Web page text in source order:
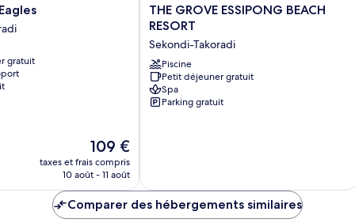
gratuit
Le
nouveau
prix
de
109 €
109 €
taxes et frais compris
10 août - 11 août
THE
GROVE
BEACH
RESORT
Sekondi-
Takoradi
THE GROVE ESSIPONG BEACH
RESORT
Sekondi-Takoradi
Piscine
Petit déjeuner gratuit
Spa
Parking gratuit
Comparer des hébergements similaires